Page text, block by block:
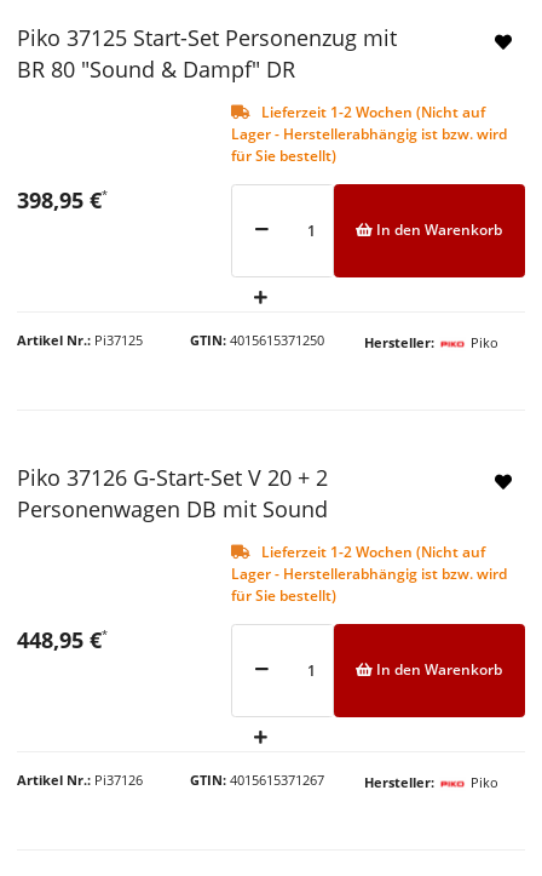
Piko 37125 Start-Set Personenzug mit
BR 80 "Sound & Dampf" DR
Lieferzeit 1-2 Wochen (Nicht auf
Lager - Herstellerabhängig ist bzw. wird
für Sie bestellt)
Artikel Nr. Pi37125 GTIN 4015615371250 Hersteller Piko
398,95 €*
In den Warenkorb
Piko 37126 G-Start-Set V 20 + 2
Personenwagen DB mit Sound
Lieferzeit 1-2 Wochen (Nicht auf
Lager - Herstellerabhängig ist bzw. wird
für Sie bestellt)
Artikel Nr. Pi37126 GTIN 4015615371267 Hersteller Piko
448,95 €*
In den Warenkorb